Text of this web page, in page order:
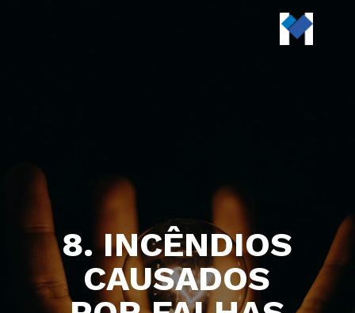
8. INCÊNDIOS
CAUSADOS